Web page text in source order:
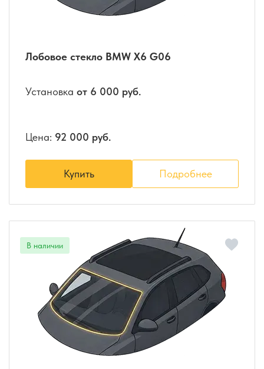
Лобовое стекло BMW X6 G06
Установка от 6 000 руб.
Цена: 92 000 руб.
Купить Подробнее